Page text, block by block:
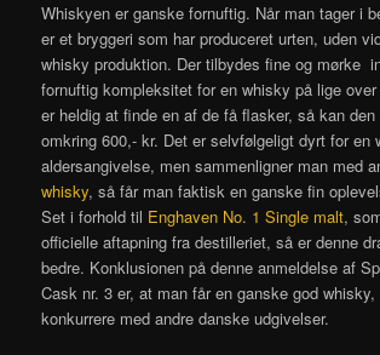
Whiskyen er ganske fornuftig. Når man tager i
er et bryggeri som har produceret urten, uden
whisky produktion. Der tilbydes fine og mørke
fornuftig kompleksitet for en whisky på lige
er heldig at finde en af de få flasker, så kan
omkring 600,- kr. Det er selvfølgeligt dyrt for en
aldersangivelse, men sammenligner man med
whisky, så får man faktisk en ganske fin
Set i forhold til Enghaven No. 1 Single malt,
officielle aftapning fra destilleriet, så er denne
bedre. Konklusionen på denne anmeldelse af
Cask nr. 3 er, at man får en ganske god
konkurrere med andre danske udgivelser.